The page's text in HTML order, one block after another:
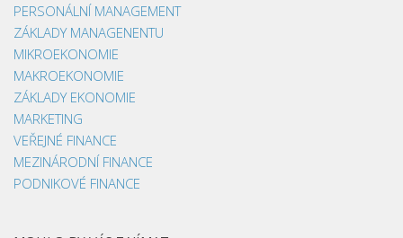
PERSONÁLNÍ MANAGEMENT
ZÁKLADY MANAGENENTU
MIKROEKONOMIE
MAKROEKONOMIE
ZÁKLADY EKONOMIE
MARKETING
VEŘEJNÉ FINANCE
MEZINÁRODNÍ FINANCE
PODNIKOVÉ FINANCE